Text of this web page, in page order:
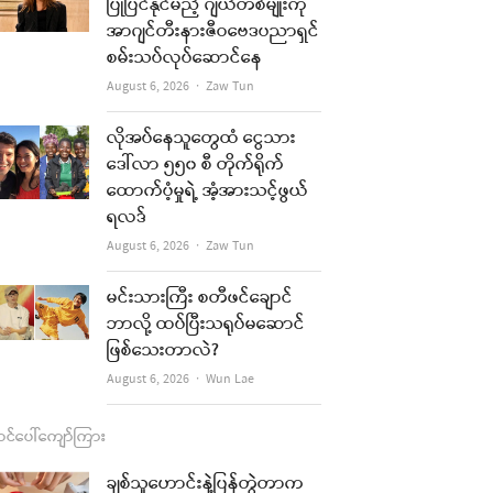
o
g
m
b
e
အာဂျင်တီးနားဇီဝဗေဒပညာရှင်
စမ်းသပ်လုပ်ဆောင်နေ
August 6, 2026 Author
Zaw Tun
လိုအပ်နေသူတွေထံ ငွေသား
ဒေါ်လာ ၅၅၀ စီ တိုက်ရိုက်
ထောက်ပံ့မှုရဲ့ အံ့အားသင့်ဖွယ်
ရလဒ်
August 6, 2026 Author
Zaw Tun
မင်းသားကြီး စတီဖင်ချောင်
ဘာလို့ ထပ်ပြီးသရုပ်မဆောင်
ဖြစ်သေးတာလဲ?
August 6, 2026 Author
Wun Lae
ပေါ်ကျော်ကြား
ချစ်သူဟောင်းနဲ့ပြန်တွဲတာက